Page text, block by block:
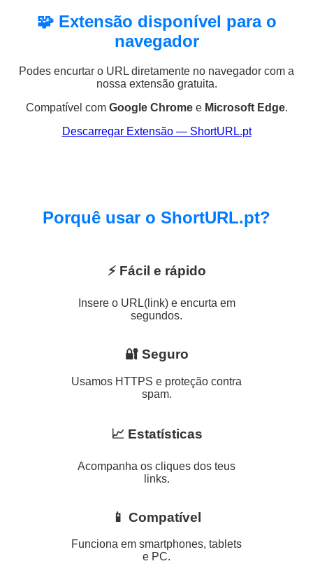
🧩 Extensão disponível para o
navegador
Podes encurtar o URL diretamente no navegador com a
nossa extensão gratuita.
Compatível com Google Chromee Microsoft Edge.
Descarregar Extensão — ShortURL.pt
Porquê usar o ShortURL.pt?
⚡ Fácil e rápido
Insere o URL(link) e encurta em
segundos.
🔐 Seguro
Usamos HTTPS e proteção contra
spam.
📈 Estatísticas
Acompanha os cliques dos teus
links.
📱 Compatível
Funciona em smartphones, tablets
e PC.